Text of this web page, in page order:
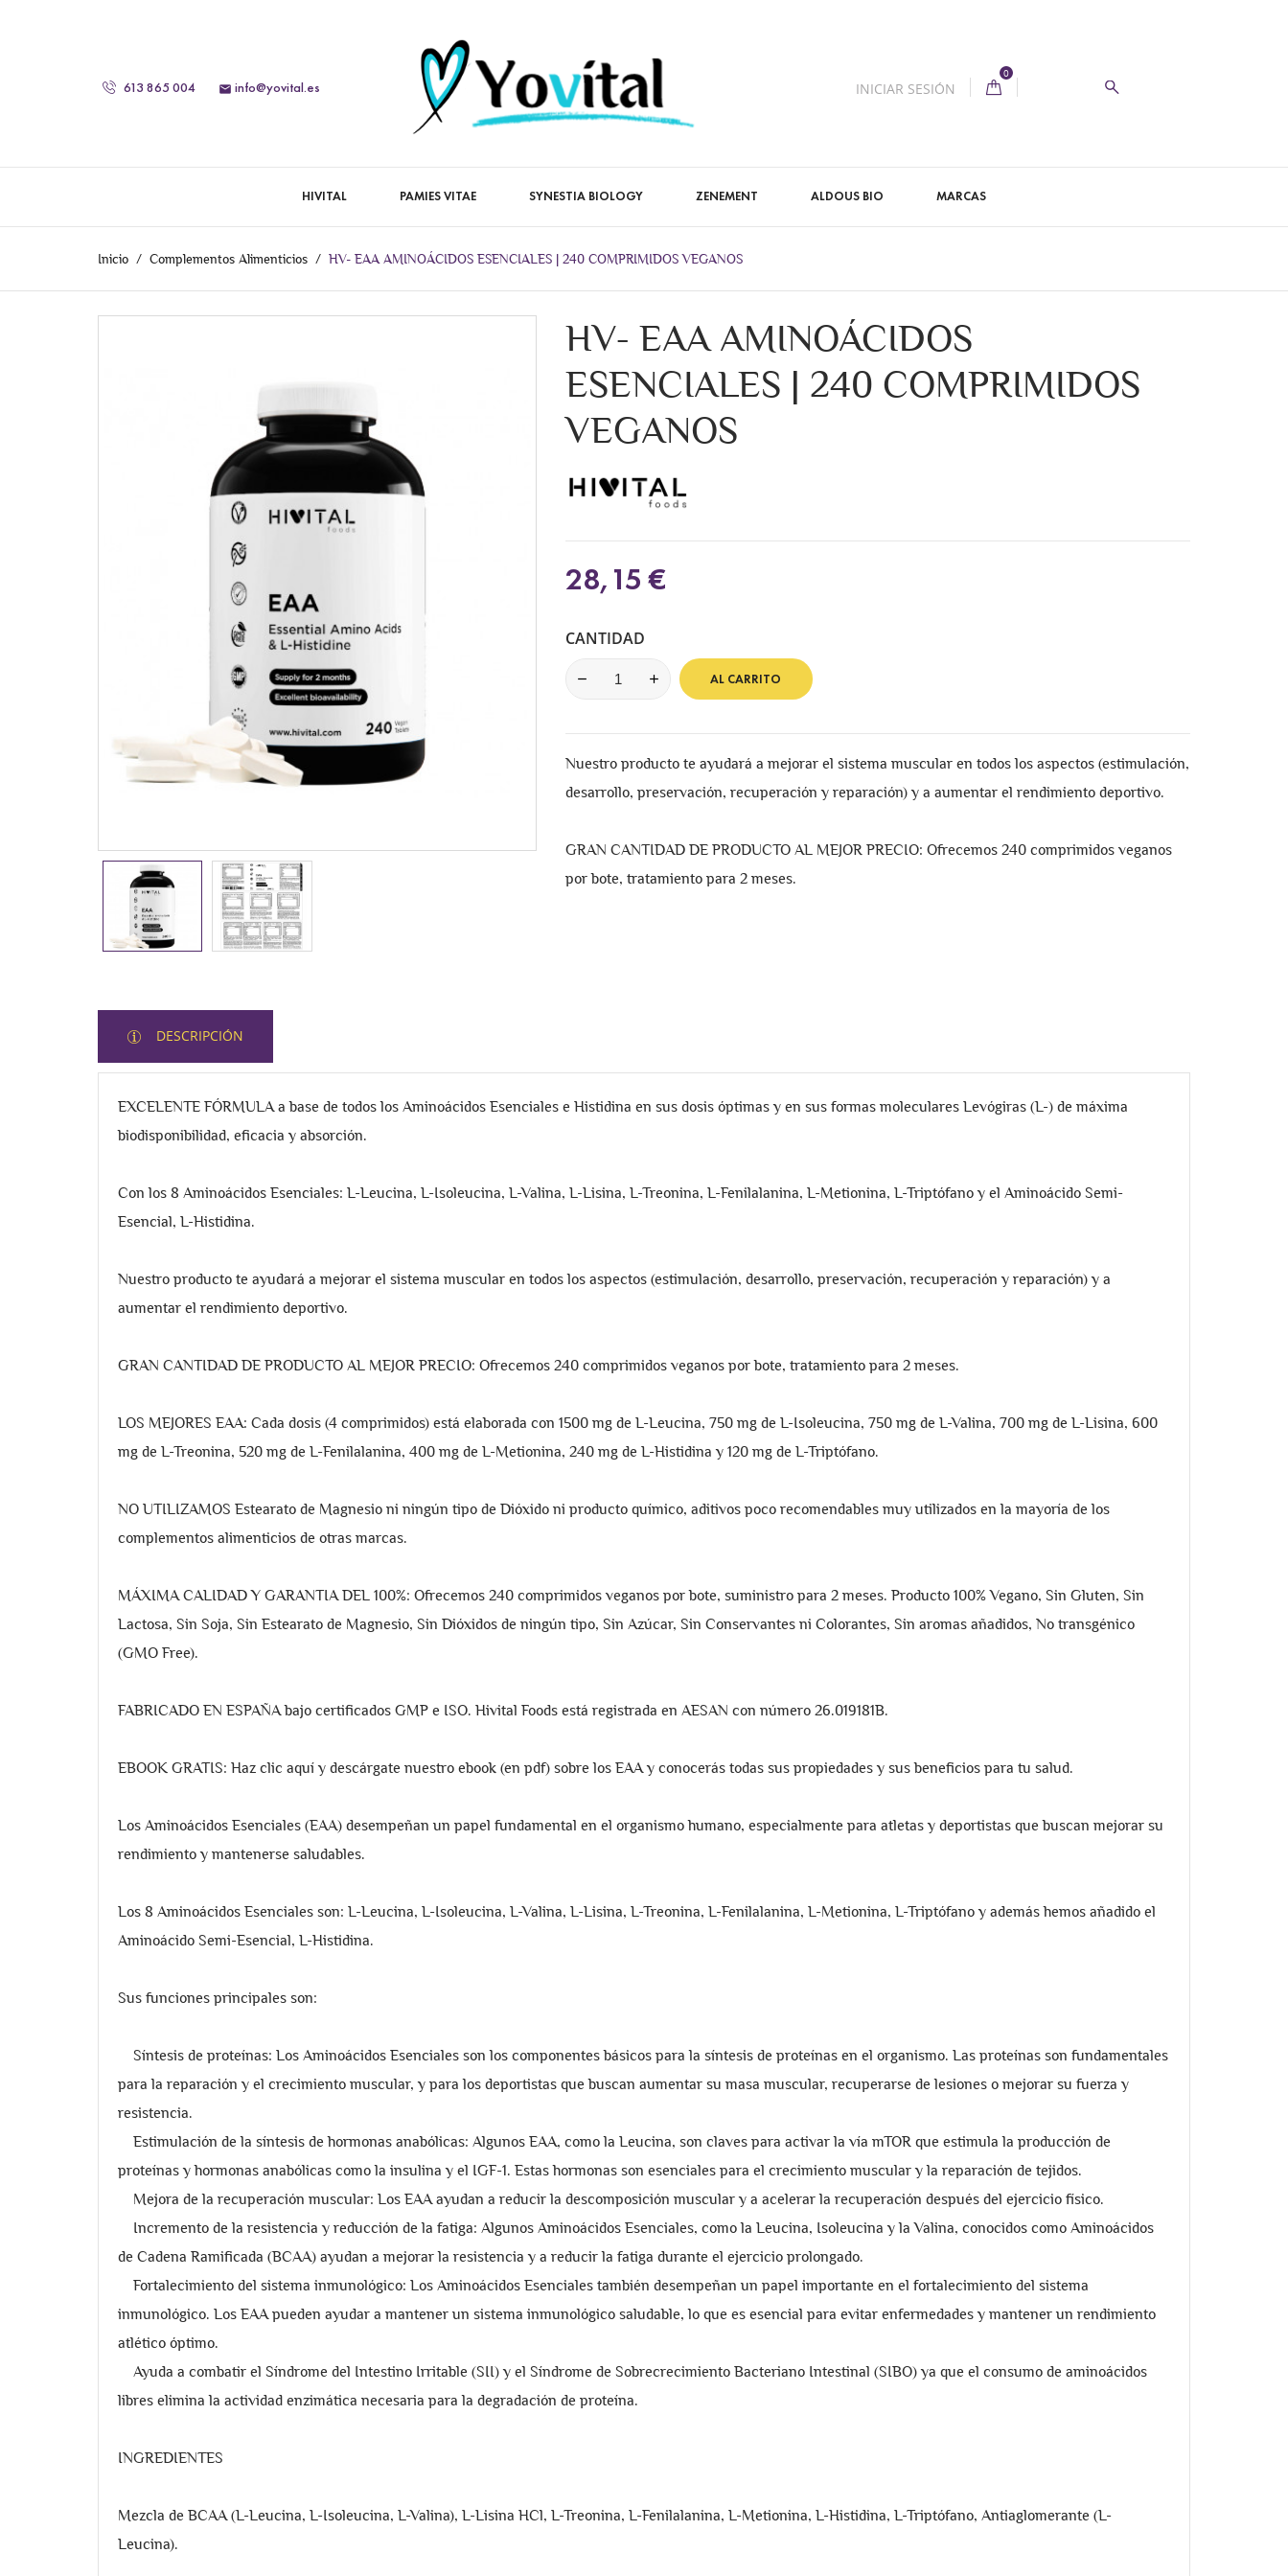
613 865 004  info@yovital.es INICIAR SESIÓN
0
HIVITAL PAMIES VITAE SYNESTIA BIOLOGY ZENEMENT ALDOUS BIO MARCAS
Inicio Complementos Alimenticios HV- EAA AMINOÁCIDOS ESENCIALES | 240 COMPRIMIDOS VEGANOS
HV- EAA AMINOÁCIDOS
ESENCIALES | 240 COMPRIMIDOS
VEGANOS
28,15 €
CANTIDAD
AL CARRITO
Nuestro producto te ayudará a mejorar el sistema muscular en todos los aspectos (estimulación,
desarrollo, preservación, recuperación y reparación) y a aumentar el rendimiento deportivo.
GRAN CANTIDAD DE PRODUCTO AL MEJOR PRECIO: Ofrecemos 240 comprimidos veganos
por bote, tratamiento para 2 meses.
DESCRIPCIÓN
EXCELENTE FÓRMULA a base de todos los Aminoácidos Esenciales e Histidina en sus dosis óptimas y en sus formas moleculares Levógiras (L-) de máxima
biodisponibilidad, eficacia y absorción.
Con los 8 Aminoácidos Esenciales: L-Leucina, L-Isoleucina, L-Valina, L-Lisina, L-Treonina, L-Fenilalanina, L-Metionina, L-Triptófano y el Aminoácido Semi-
Esencial, L-Histidina.
Nuestro producto te ayudará a mejorar el sistema muscular en todos los aspectos (estimulación, desarrollo, preservación, recuperación y reparación) y a
aumentar el rendimiento deportivo.
GRAN CANTIDAD DE PRODUCTO AL MEJOR PRECIO: Ofrecemos 240 comprimidos veganos por bote, tratamiento para 2 meses.
LOS MEJORES EAA: Cada dosis (4 comprimidos) está elaborada con 1500 mg de L-Leucina, 750 mg de L-Isoleucina, 750 mg de L-Valina, 700 mg de L-Lisina, 600
mg de L-Treonina, 520 mg de L-Fenilalanina, 400 mg de L-Metionina, 240 mg de L-Histidina y 120 mg de L-Triptófano.
NO UTILIZAMOS Estearato de Magnesio ni ningún tipo de Dióxido ni producto químico, aditivos poco recomendables muy utilizados en la mayoría de los
complementos alimenticios de otras marcas.
MÁXIMA CALIDAD Y GARANTIA DEL 100%: Ofrecemos 240 comprimidos veganos por bote, suministro para 2 meses. Producto 100% Vegano, Sin Gluten, Sin
Lactosa, Sin Soja, Sin Estearato de Magnesio, Sin Dióxidos de ningún tipo, Sin Azúcar, Sin Conservantes ni Colorantes, Sin aromas añadidos, No transgénico
(GMO Free).
FABRICADO EN ESPAÑA bajo certificados GMP e ISO. Hivital Foods está registrada en AESAN con número 26.019181B.
EBOOK GRATIS: Haz clic aquí y descárgate nuestro ebook (en pdf) sobre los EAA y conocerás todas sus propiedades y sus beneficios para tu salud.
Los Aminoácidos Esenciales (EAA) desempeñan un papel fundamental en el organismo humano, especialmente para atletas y deportistas que buscan mejorar su
rendimiento y mantenerse saludables.
Los 8 Aminoácidos Esenciales son: L-Leucina, L-Isoleucina, L-Valina, L-Lisina, L-Treonina, L-Fenilalanina, L-Metionina, L-Triptófano y además hemos añadido el
Aminoácido Semi-Esencial, L-Histidina.
Sus funciones principales son:
Síntesis de proteínas: Los Aminoácidos Esenciales son los componentes básicos para la síntesis de proteínas en el organismo. Las proteínas son fundamentales
para la reparación y el crecimiento muscular, y para los deportistas que buscan aumentar su masa muscular, recuperarse de lesiones o mejorar su fuerza y
resistencia.
Estimulación de la síntesis de hormonas anabólicas: Algunos EAA, como la Leucina, son claves para activar la vía mTOR que estimula la producción de
proteínas y hormonas anabólicas como la insulina y el IGF-1. Estas hormonas son esenciales para el crecimiento muscular y la reparación de tejidos.
Mejora de la recuperación muscular: Los EAA ayudan a reducir la descomposición muscular y a acelerar la recuperación después del ejercicio físico.
Incremento de la resistencia y reducción de la fatiga: Algunos Aminoácidos Esenciales, como la Leucina, Isoleucina y la Valina, conocidos como Aminoácidos
de Cadena Ramificada (BCAA) ayudan a mejorar la resistencia y a reducir la fatiga durante el ejercicio prolongado.
Fortalecimiento del sistema inmunológico: Los Aminoácidos Esenciales también desempeñan un papel importante en el fortalecimiento del sistema
inmunológico. Los EAA pueden ayudar a mantener un sistema inmunológico saludable, lo que es esencial para evitar enfermedades y mantener un rendimiento
atlético óptimo.
Ayuda a combatir el Síndrome del Intestino Irritable (SII) y el Síndrome de Sobrecrecimiento Bacteriano Intestinal (SIBO) ya que el consumo de aminoácidos
libres elimina la actividad enzimática necesaria para la degradación de proteína.
INGREDIENTES
Mezcla de BCAA (L-Leucina, L-Isoleucina, L-Valina), L-Lisina HCl, L-Treonina, L-Fenilalanina, L-Metionina, L-Histidina, L-Triptófano, Antiaglomerante (L-
Leucina).